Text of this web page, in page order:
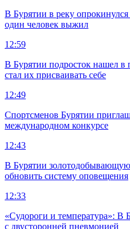
В Бурятии в реку
один человек выжил
12:59
В Бурятии подросток нашел в
стал их присваивать себе
12:49
Спортсменов Бурятии
международном конкурсе
12:43
В Бурятии
обновить систему оповещения
12:33
«Судороги и температура»: В
с двусторонней пневмонией